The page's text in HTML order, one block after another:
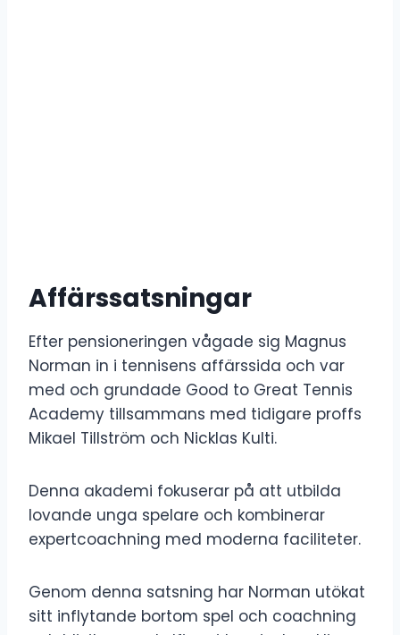
Affärssatsningar
Efter pensioneringen vågade sig Magnus
Norman in i tennisens affärssida och var
med och grundade Good to Great Tennis
Academy tillsammans med tidigare proffs
Mikael Tillström och Nicklas Kulti.
Denna akademi fokuserar på att utbilda
lovande unga spelare och kombinerar
expertcoachning med moderna faciliteter.
Genom denna satsning har Norman utökat
sitt inflytande bortom spel och coachning